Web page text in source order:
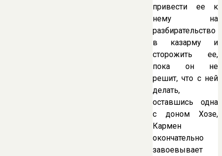
привести ее к
нему на
разбирательство
в казарму и
сторожить ее,
пока он не
решит, что с ней
делать,
оставшись одна
с доном Хозе,
Кармен
окончательно
завоевывает